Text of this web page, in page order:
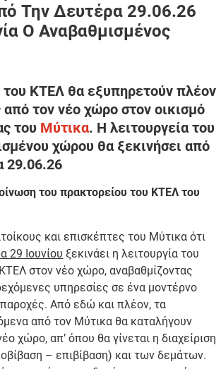
Την Δευτέρα 29.06.26
Ο Αναβαθμισμένος
ΚΤΕΛ θα εξυπηρετούν πλέον
από τον νέο χώρο στον οικισμό
του Μύτικα. Η λειτουργεία του
χώρου θα ξεκινήσει από
29.06.26
του πρακτορείου του ΚΤΕΛ του
και επισκέπτες του Μύτικα ότι
29 Ιουνίου ξεκινάει η λειτουργία του
στον νέο χώρο, αναβαθμίζοντας
υπηρεσίες σε ένα μοντέρνο
Από εδώ και πλέον, τα
από τον Μύτικα θα καταλήγουν
χώρο, απ’ όπου θα γίνεται η διαχείριση
– επιβίβαση) και των δεμάτων.